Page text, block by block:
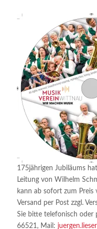
175jährigen Jubiläums
Leitung von Wilhelm
kann ab sofort zum
Versand per Post zzgl.
Sie bitte telefonisch oder
66521, Mail: